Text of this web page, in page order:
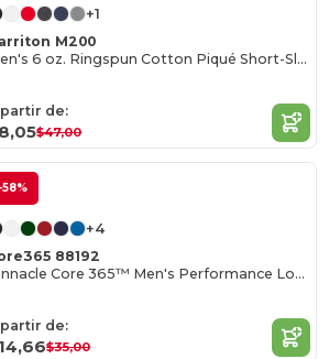
+1
M200
Men's 6 oz. Ringspun Cotton Piqué Short-Sleeve Polo
partir de:
$47,00
-58%
+4
88192
Pinnacle Core 365™ Men's Performance Long Sleeve Pique Polos
partir de:
$35,00